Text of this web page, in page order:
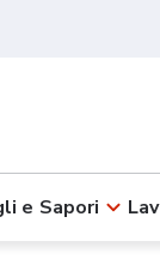
e Sapori